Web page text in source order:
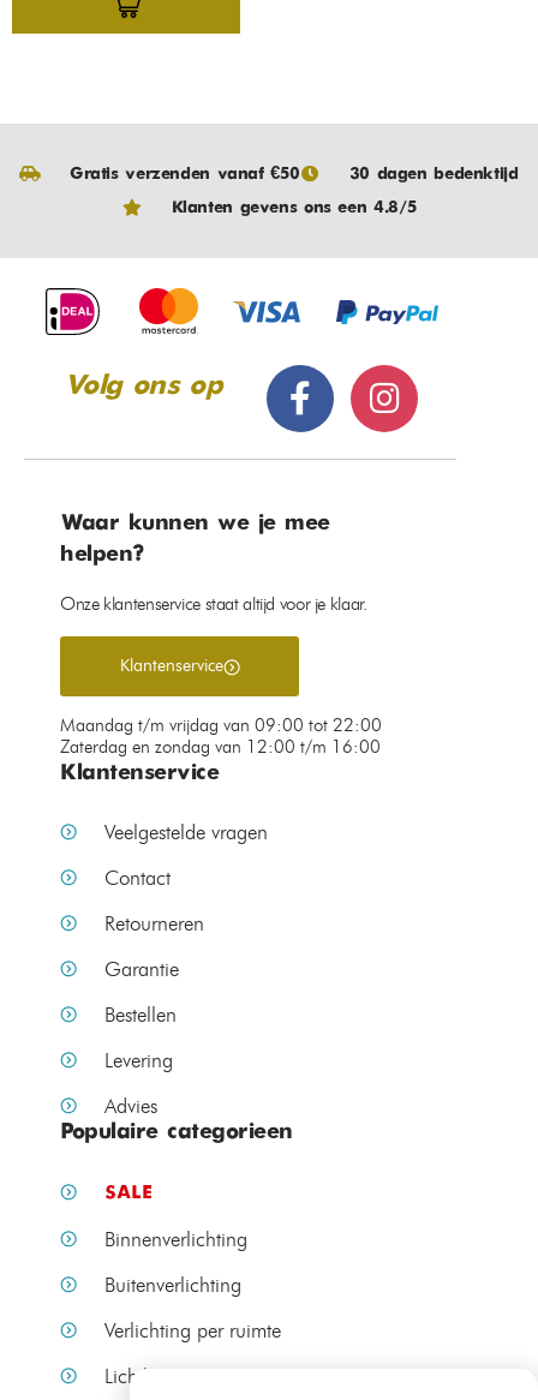
Gratis verzenden vanaf €50
30 dagen bedenktijd
Klanten gevens ons een 4.8/5
Volg ons op
Waar kunnen we je mee
helpen?
Onze klantenservice staat altijd voor je klaar.
Klantenservice
Maandag t/m vrijdag van 09:00 tot 22:00
Zaterdag en zondag van 12:00 t/m 16:00
Klantenservice
Veelgestelde vragen
Contact
Retourneren
Garantie
Bestellen
Levering
Advies
Populaire categorieen
SALE
Binnenverlichting
Buitenverlichting
Verlichting per ruimte
Lichtbronnen